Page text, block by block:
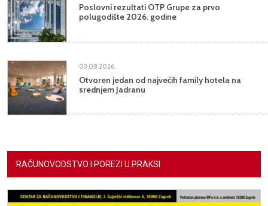
Poslovni rezultati OTP Grupe za prvo
polugodište 2026. godine
03.08.2026.
Otvoren jedan od najvećih family hotela na
srednjem Jadranu
RAČUNOVODSTVO I POREZI U PRAKSI